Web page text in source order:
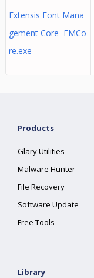
Extensis Font Mana
gement Core FMCo
re.exe
Products
Glary Utilities
Malware Hunter
File Recovery
Software Update
Free Tools
Library